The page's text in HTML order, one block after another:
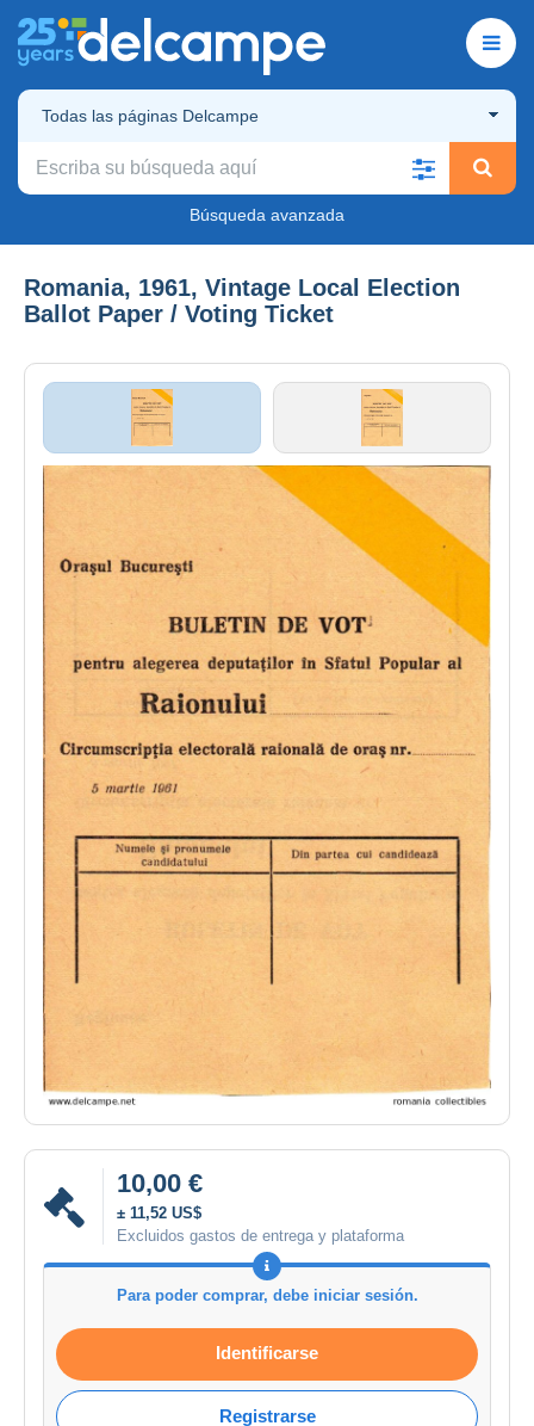
Todas las páginas Delcampe
Búsqueda avanzada
Romania, 1961, Vintage Local Election
Ballot Paper / Voting Ticket
10,00 €
± 11,52 US$
Excluidos gastos de entrega y plataforma
Para poder comprar, debe iniciar sesión.
Identificarse
Registrarse